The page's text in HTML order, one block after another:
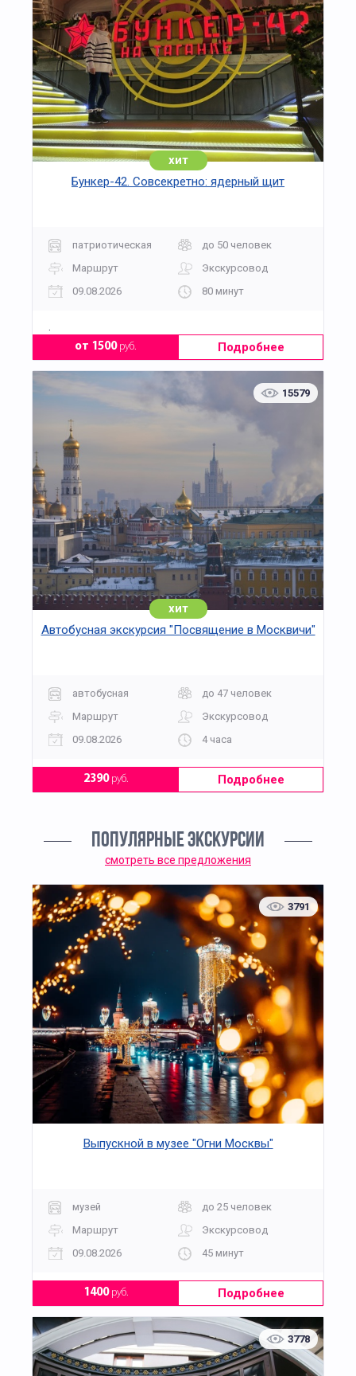
хит
Бункер-42. Совсекретно: ядерный щит
патриотическая
до 50 человек
Маршрут
Экскурсовод
09.08.2026
80 минут
.
от 1500руб. Подробнее
15579
хит
Автобусная экскурсия "Посвящение в Москвичи"
автобусная
до 47 человек
Маршрут
Экскурсовод
09.08.2026
4 часа
2390руб. Подробнее
ПОПУЛЯРНЫЕ ЭКСКУРСИИ
смотреть все предложения
3791
Выпускной в музее "Огни Москвы"
музей
до 25 человек
Маршрут
Экскурсовод
09.08.2026
45 минут
1400руб. Подробнее
3778